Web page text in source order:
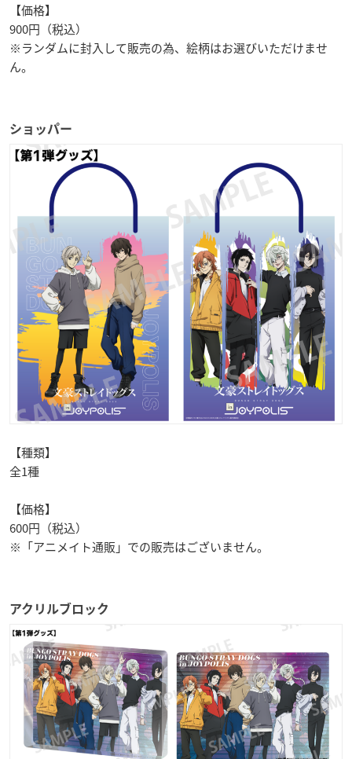
【価格】
900円（税込）
※ランダムに封入して販売の為、絵柄はお選びいただけませ
ん。
ショッパー
【種類】
全1種
【価格】
600円（税込）
※「アニメイト通販」での販売はございません。
アクリルブロック